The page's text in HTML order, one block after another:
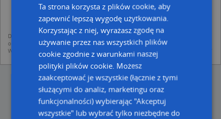
mapach (art. 6 ust. 1 lit. f RODO)
udostępniania danych o firmach partnerom biznesowym operatora (art.
6 ust. 1 lit. f RODO)
Dane pochodzą z publicznych baz CEIDG, GUS, REGON, z firmowych stron www
oraz od podmiotów zewnętrznych.
Więcej informacji dot. RODO: http://regulamin.automapa.pl/odo_przetwarzanie/
Ta strona korzysta z plików cookie, aby
zapewnić lepszą wygodę użytkowania.
Korzystając z niej, wyrażasz zgodę na
używanie przez nas wszystkich plików
cookie zgodnie z warunkami naszej
polityki plików cookie. Możesz
zaakceptować je wszystkie (łącznie z tymi
służącymi do analiz, marketingu oraz
funkcjonalności) wybierając "Akceptuj
wszystkie" lub wybrać tylko niezbędne do